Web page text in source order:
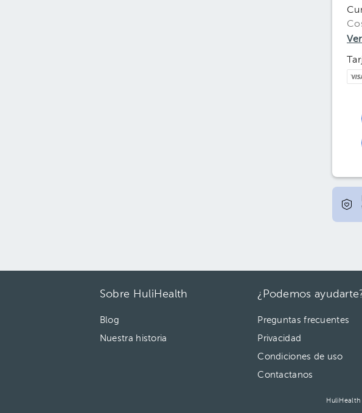
Sobre HuliHealth
Blog
Nuestra historia
¿Podemos
Preguntas frecuentes
Privacidad
Condiciones de uso
Contactanos